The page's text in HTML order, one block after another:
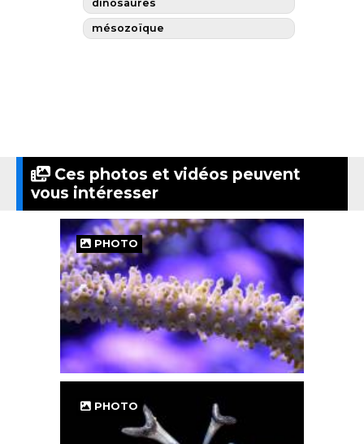
dinosaures
mésozoïque
Ces photos et vidéos peuvent
vous intéresser
PHOTO
PHOTO